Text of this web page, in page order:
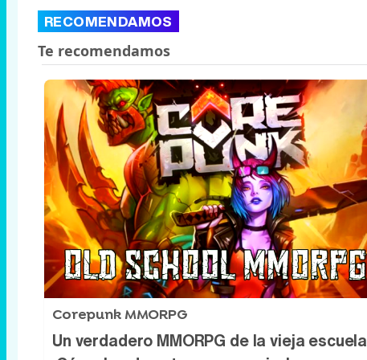
RECOMENDAMOS
Corepunk MMORPG
Un verdadero MMORPG de la vieja escuela